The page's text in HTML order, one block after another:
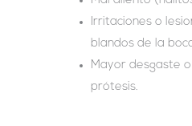
Irritaciones o
blandos de la
Mayor desgaste
prótesis.